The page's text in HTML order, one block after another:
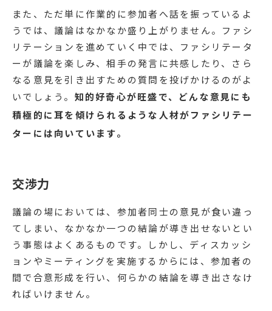
また、ただ単に作業的に参加者へ話を振っているよ
うでは、議論はなかなか盛り上がりません。ファシ
リテーションを進めていく中では、ファシリテータ
ーが議論を楽しみ、相手の発言に共感したり、さら
なる意見を引き出すための質問を投げかけるのがよ
いでしょう。 知的好奇心が旺盛で、どんな意見にも
積極的に耳を傾けられるような人材がファシリテー
ターには向いています。
交渉力
議論の場においては、参加者同士の意見が食い違っ
てしまい、なかなか一つの結論が導き出せないとい
う事態はよくあるものです。しかし、ディスカッシ
ョンやミーティングを実施するからには、参加者の
間で合意形成を行い、何らかの結論を導き出さなけ
ればいけません。